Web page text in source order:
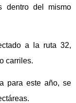
dentro del mismo
a la ruta 32,
carriles.
para este año, se